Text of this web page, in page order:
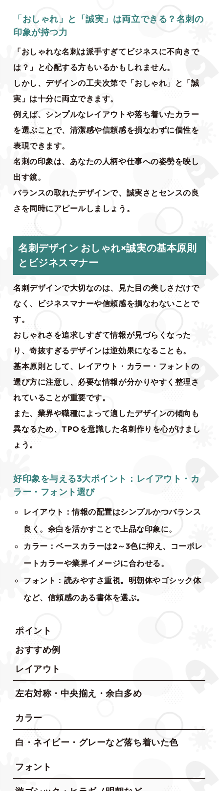
「おしゃれ」と「誠実」は両立できる？名刺の
印象が持つ力
「おしゃれな名刺は派手すぎてビジネスに不向きで
は？」と心配する方もいるかもしれません。
しかし、デザインの工夫次第で「おしゃれ」と「誠
実」は十分に両立できます。
例えば、シンプルなレイアウトや落ち着いたカラー
を選ぶことで、清潔感や信頼感を損なわずに個性を
表現できます。
名刺の印象は、あなたの人柄や仕事への姿勢を映し
出す鏡。
バランスの取れたデザインで、誠実さとセンスの良
さを同時にアピールしましょう。
名刺デザイン おしゃれ×誠実の基本原則
とビジネスマナー
名刺デザインで大切なのは、見た目の美しさだけで
なく、ビジネスマナーや信頼感を損なわないことで
す。
おしゃれさを追求しすぎて情報が見づらくなった
り、奇抜すぎるデザインは逆効果になることも。
基本原則として、レイアウト・カラー・フォントの
選び方に注意し、必要な情報が分かりやすく整理さ
れていることが重要です。
また、業界や職種によって適したデザインの傾向も
異なるため、TPOを意識した名刺作りを心がけまし
ょう。
好印象を与える3大ポイント：レイアウト・カ
ラー・フォント選び
レイアウト：情報の配置はシンプルかつバランス
良く。余白を活かすことで上品な印象に。
カラー：ベースカラーは2～3色に抑え、コーポレ
ートカラーや業界イメージに合わせる。
フォント：読みやすさ重視。明朝体やゴシック体
など、信頼感のある書体を選ぶ。
ポイント
おすすめ例
レイアウト
左右対称・中央揃え・余白多め
カラー
白・ネイビー・グレーなど落ち着いた色
フォント